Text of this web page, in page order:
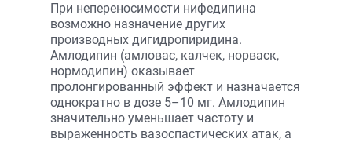
При непереносимости нифедипина
возможно назначение других
производных дигидропиридина.
Амлодипин (амловас, калчек, норваск,
нормодипин) оказывает
пролонгированный эффект и назначается
однократно в дозе 5–10 мг. Амлодипин
значительно уменьшает частоту и
выраженность вазоспастических атак, а